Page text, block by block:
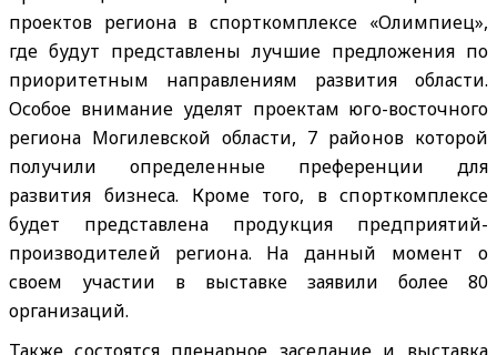
проектов региона в спорткомплексе «Олимпиец»,
где будут представлены лучшие предложения по
приоритетным направлениям развития области.
Особое внимание уделят проектам юго-восточного
региона Могилевской области, 7 районов которой
получили определенные преференции для
развития бизнеса. Кроме того, в спорткомплексе
будет представлена продукция предприятий-
производителей региона. На данный момент о
своем участии в выставке заявили более 80
организаций.